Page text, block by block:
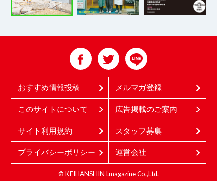
おすすめ情報投稿 メルマガ登録
このサイトについて 広告掲載のご案内
サイト利用規約 スタッフ募集
プライバシーポリシー 運営会社
© KEIHANSHIN Lmagazine Co.,Ltd.